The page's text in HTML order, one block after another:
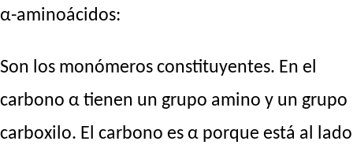
α-aminoácidos:
Son los monómeros constituyentes. En el
carbono α tienen un grupo amino y un grupo
carboxilo. El carbono es α porque está al lado